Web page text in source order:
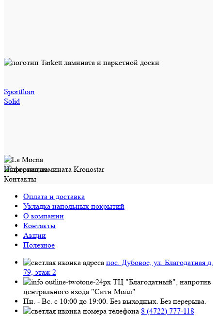
Sportfloor
Solid
Информация
Контакты
Оплата и доставка
Укладка напольных покрытий
О компании
Контакты
Акции
Полезное
пос. Дубовое, ул. Благодатная д.
79, этаж 2
ТЦ "Благодатный", напротив
центрального входа "Сити Молл"
Пн. - Вс. с 10:00 до 19:00. Без выходных. Без перерыва.
8 (4722) 777-118